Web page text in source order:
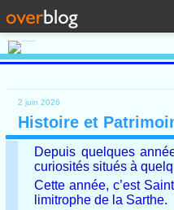
2 juin 2026
Histoire et
Depuis quelques
curiosités situés à
Cette année, c’est
limitrophe de la Sarthe.